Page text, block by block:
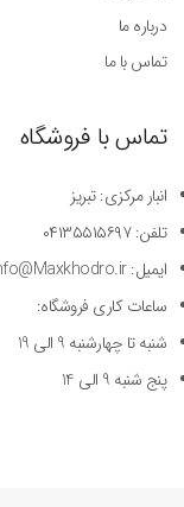
درباره ما
تماس با ما
تماس با فروشگاه
انبار مرکزی: تبریز
تلفن: ۰۴۱۳۵۵۱۵۶۹۷
ایمیل: Info@Maxkhodro.ir
ساعات کاری فروشگاه:
شنبه تا چهارشنبه 9 الی 19
پنج شنبه 9 الی 14